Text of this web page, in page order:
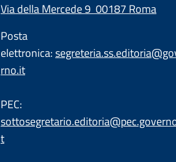
Via della Mercede 9 00187 Roma
Posta
elettronica:
rno.it
PEC:
t